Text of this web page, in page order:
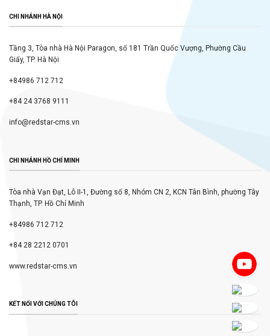
CHI NHÁNH HÀ NỘI
Tầng 3, Tòa nhà Hà Nội Paragon, số 181 Trần Quốc Vượng, Phường Cầu
Giấy, TP. Hà Nội
+84986 712 712
+84 24 3768 9111
info@redstar-cms.vn
CHI NHÁNH HỒ CHÍ MINH
Tòa nhà Vạn Đạt, Lô II-1, Đường số 8, Nhóm CN 2, KCN Tân Bình, phường Tây
Thạnh, TP. Hồ Chí Minh
+84986 712 712
+84 28 2212 0701
www.redstar-cms.vn
KẾT NỐI VỚI CHÚNG TÔI